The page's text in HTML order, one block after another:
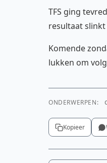
TFS ging
resultaat slinkt
Komende
lukken om
ONDERWERPEN:
Kopieer